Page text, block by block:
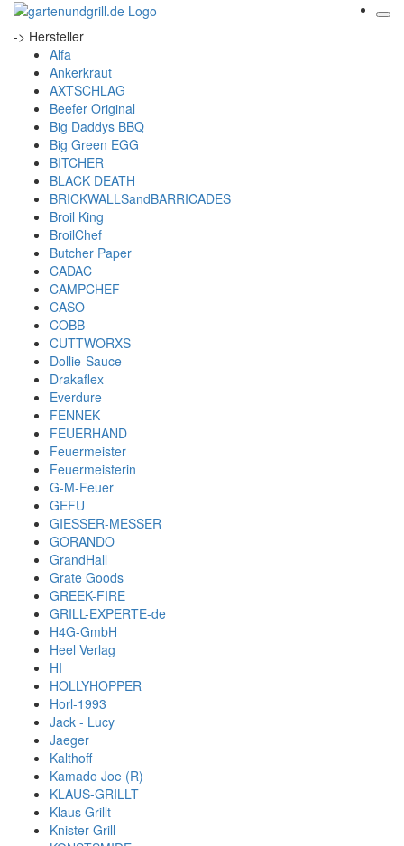
-> Hersteller
Alfa
Ankerkraut
AXTSCHLAG
Beefer Original
Big Daddys BBQ
Big Green EGG
BITCHER
BLACK DEATH
BRICKWALLSandBARRICADES
Broil King
BroilChef
Butcher Paper
CADAC
CAMPCHEF
CASO
COBB
CUTTWORXS
Dollie-Sauce
Drakaflex
Everdure
FENNEK
FEUERHAND
Feuermeister
Feuermeisterin
G-M-Feuer
GEFU
GIESSER-MESSER
GORANDO
GrandHall
Grate Goods
GREEK-FIRE
GRILL-EXPERTE-de
H4G-GmbH
Heel Verlag
HI
HOLLYHOPPER
Horl-1993
Jack - Lucy
Jaeger
Kalthoff
Kamado Joe (R)
KLAUS-GRILLT
Klaus Grillt
Knister Grill